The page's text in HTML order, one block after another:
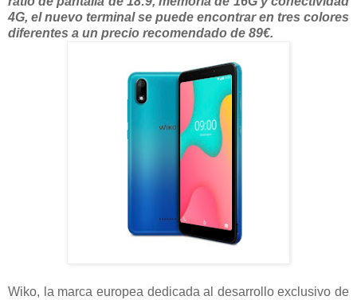
4G, el nuevo terminal se puede encontrar en tres colores
diferentes a un precio recomendado de 89€.
Wiko, la marca europea dedicada al desarrollo exclusivo de